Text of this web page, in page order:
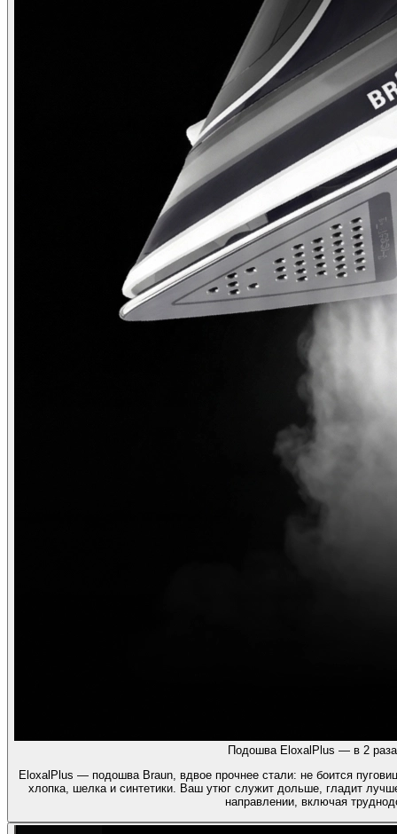
Подошва EloxalPlus — в 2 раза
EloxalPlus — подошва Braun, вдвое прочнее стали: не боится
хлопка, шелка и синтетики. Ваш утюг служит дольше, гладит
направлении, включая